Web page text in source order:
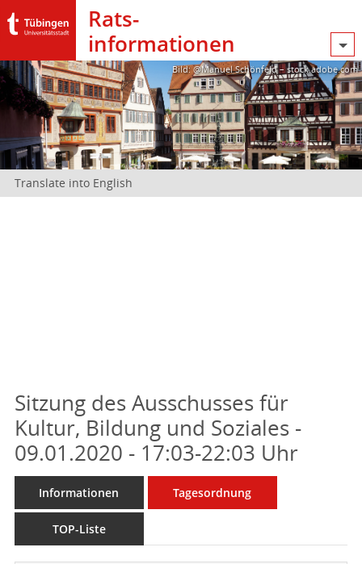
Rats­
informationen
Bild: @Manuel Schönfeld – stock.adobe.com
Translate into English
Sitzung des Ausschusses für
Kultur, Bildung und Soziales -
09.01.2020 - 17:03-22:03 Uhr
Informationen Tagesordnung
TOP-Liste